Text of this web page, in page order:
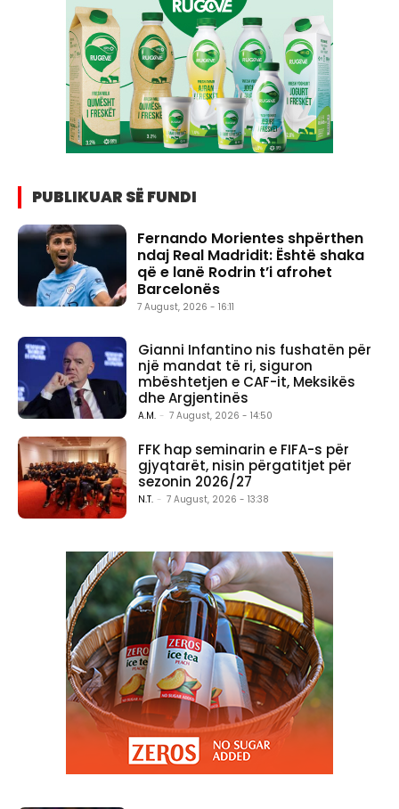
PUBLIKUAR SË FUNDI
Fernando Morientes shpërthen
ndaj Real Madridit: Është shaka
që e lanë Rodrin t’i afrohet
Barcelonës
7 August, 2026 - 16:11
Gianni Infantino nis fushatën për
një mandat të ri, siguron
mbështetjen e CAF-it, Meksikës
dhe Argjentinës
A.M. - 7 August, 2026 - 14:50
FFK hap seminarin e FIFA-s për
gjyqtarët, nisin përgatitjet për
sezonin 2026/27
N.T. - 7 August, 2026 - 13:38